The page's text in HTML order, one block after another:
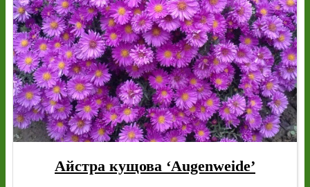
Айстра кущова ‘Augenweide’